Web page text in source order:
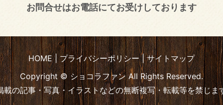
お問合せはお電話にてお受けしております
HOME プライバシーポリシー
サイトマップ
Copyright © ショコラファン All Rights Reserved.
載の記事・写真・イラストなどの無断複写・転載等を禁じま